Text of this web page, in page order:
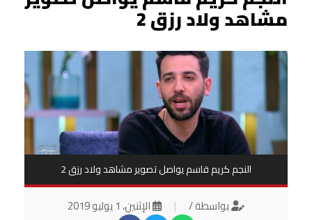
مشاهد ولاد رزق 2
النجم كريم قاسم يواصل تصوير مشاهد ولاد رزق 2
بواسطة / | الإثنين، 1 يوليو 2019